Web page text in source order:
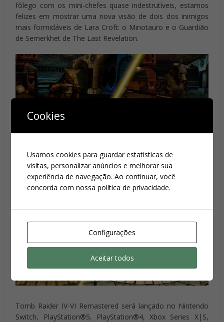
fôlego com os mini-chefes quase indestrutíveis, estamos
felizes em mostrar uma nova visão de dois dos inimigos
mais formidáveis ​​de Lara Croft: o Minotauro e o Guardião
de Semerkhet de The Last Revelation.
Tomb Raider IV-VI Remastered será lançado no Nintendo
Switch, PlayStation®5, PlayStation®4, Xbox Series X|S,
Cookies
Usamos cookies para guardar estatísticas de
visitas, personalizar anúncios e melhorar sua
experiência de navegação. Ao continuar, você
concorda com nossa política de privacidade.
Configurações
Aceitar todos